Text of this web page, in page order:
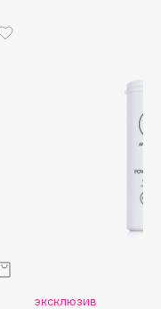
эксклюзив